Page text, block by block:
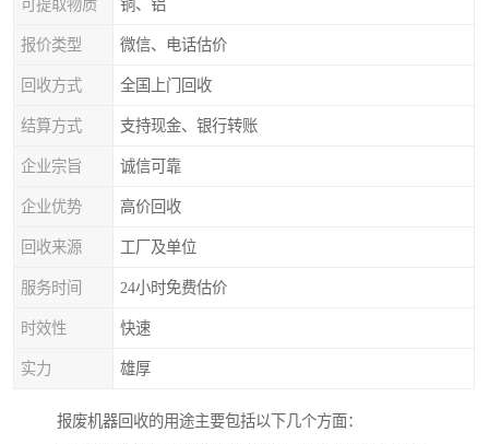
可提取物质 铜、铝
报价类型 微信、电话估价
回收方式 全国上门回收
结算方式 支持现金、银行转账
企业宗旨 诚信可靠
企业优势 高价回收
回收来源 工厂及单位
服务时间 24小时免费估价
时效性 快速
实力 雄厚
报废机器回收的用途主要包括以下几个方面：